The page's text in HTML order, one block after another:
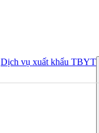
Dịch vụ xuất khẩu TBYT